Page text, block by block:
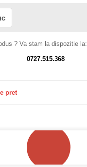
? Va stam la dispozitie la:
0727.515.368
pret